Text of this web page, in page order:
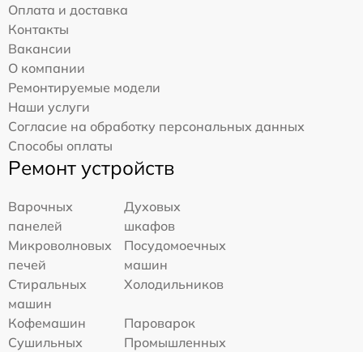
Оплата и доставка
Контакты
Вакансии
О компании
Ремонтируемые модели
Наши услуги
Согласие на обработку персональных данных
Способы оплаты
Ремонт устройств
Варочных
панелей
Духовых
шкафов
Микроволновых
печей
Посудомоечных
машин
Стиральных
машин
Холодильников
Кофемашин
Пароварок
Сушильных
Промышленных